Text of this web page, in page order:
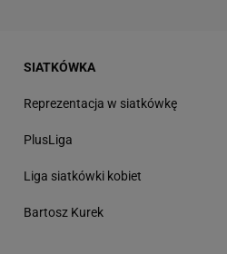
SIATKÓWKA
Reprezentacja w siatkówkę
PlusLiga
Liga siatkówki kobiet
Bartosz Kurek